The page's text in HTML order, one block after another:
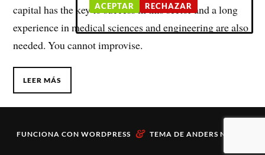
capital has the key to success in this sector and a long
experience in medical sciences and engineering are also
needed. You cannot improvise.
LEER MÁS
FUNCIONA CON WORDPRESS & TEMA DE ANDERS NORÉN
ACEPTAR RECHAZAR